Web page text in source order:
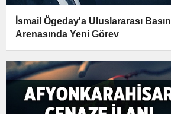
İsmail Ögeday'a Uluslararası Basın
Arenasında Yeni Görev